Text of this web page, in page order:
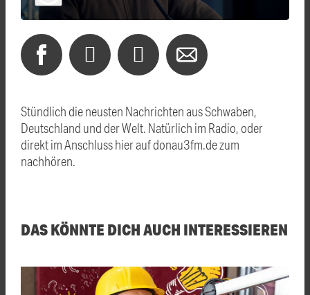
Stündlich die neusten Nachrichten aus Schwaben,
Deutschland und der Welt. Natürlich im Radio, oder
direkt im Anschluss hier auf donau3fm.de zum
nachhören.
DAS KÖNNTE DICH AUCH INTERESSIEREN